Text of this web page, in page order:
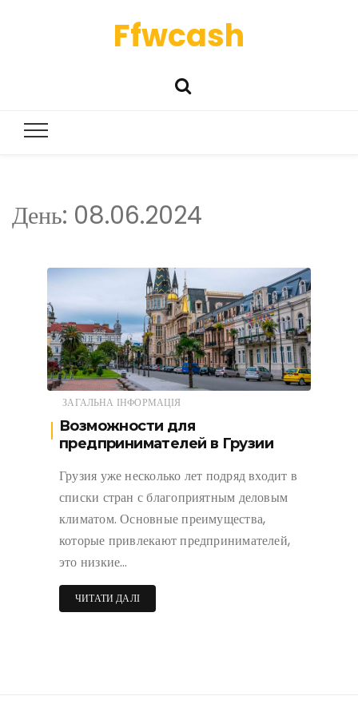
Ffwcash
День: 08.06.2024
ЗАГАЛЬНА ІНФОРМАЦІЯ
Возможности для
предпринимателей в Грузии
Грузия уже несколько лет подряд входит в
списки стран с благоприятным деловым
климатом. Основные преимущества,
которые привлекают предпринимателей,
это низкие…
ЧИТАТИ ДАЛІ